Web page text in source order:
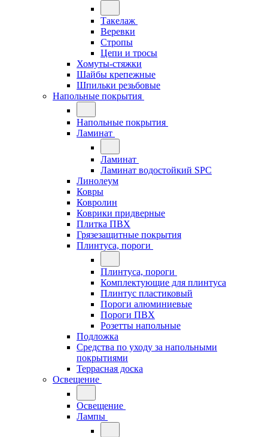
Такелаж
Веревки
Стропы
Цепи и тросы
Хомуты-стяжки
Шайбы крепежные
Шпильки резьбовые
Напольные покрытия
Напольные покрытия
Ламинат
Ламинат
Ламинат водостойкий SPC
Линолеум
Ковры
Ковролин
Коврики придверные
Плитка ПВХ
Грязезащитные покрытия
Плинтуса, пороги
Плинтуса, пороги
Комплектующие для плинтуса
Плинтус пластиковый
Пороги алюминиевые
Пороги ПВХ
Розетты напольные
Подложка
Средства по уходу за напольными
покрытиями
Террасная доска
Освещение
Освещение
Лампы